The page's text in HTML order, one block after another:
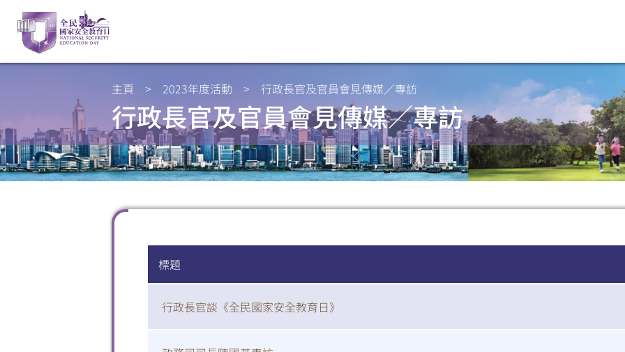
主頁 > 2023年度活動 > 行政長官及官員會見傳媒／專訪
行政長官及官員會見傳媒／專訪
標題
行政長官談《全民國家安全教育日》
掃一掃關注我們的社交媒體，緊貼最新資訊！